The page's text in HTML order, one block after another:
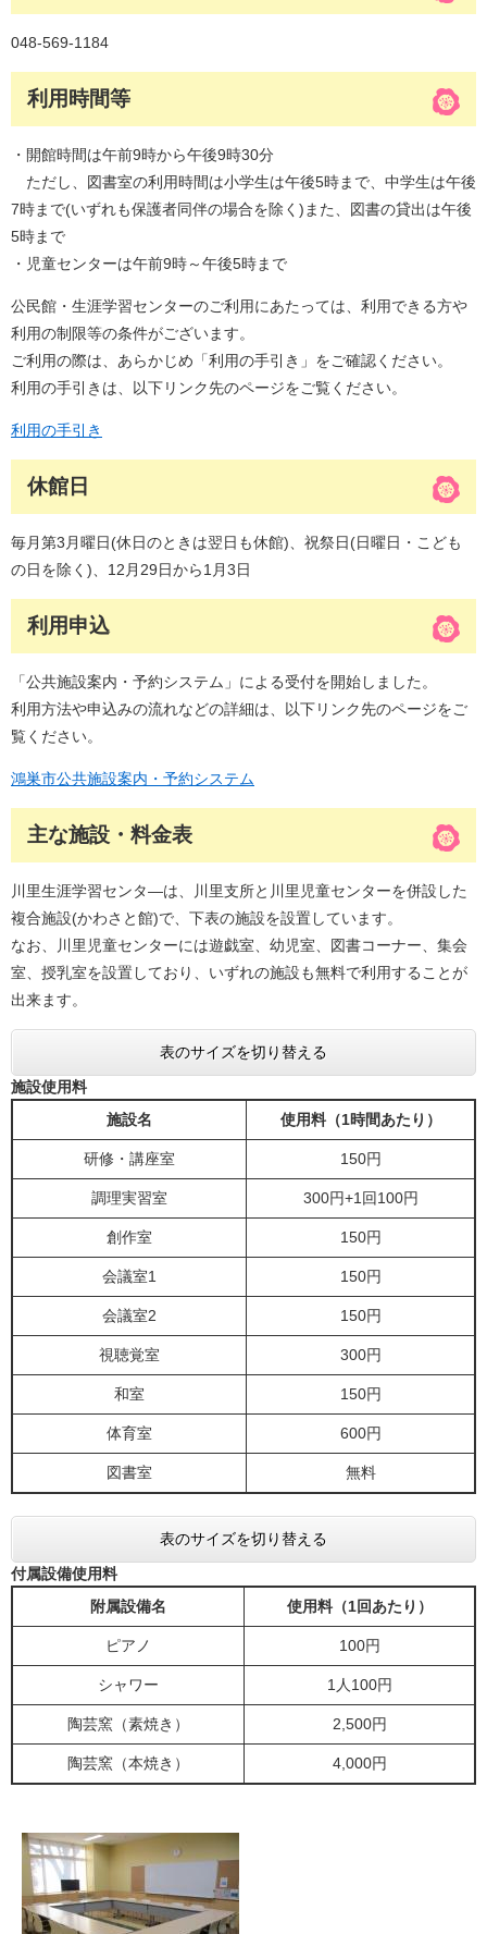
048-569-1184
利用時間等
・開館時間は午前9時から午後9時30分
ただし、図書室の利用時間は小学生は午後5時まで、中学生は午後
7時まで(いずれも保護者同伴の場合を除く)また、図書の貸出は午後
5時まで
・児童センターは午前9時～午後5時まで
公民館・生涯学習センターのご利用にあたっては、利用できる方や
利用の制限等の条件がございます。
ご利用の際は、あらかじめ「利用の手引き」をご確認ください。
利用の手引きは、以下リンク先のページをご覧ください。
利用の手引き
休館日
毎月第3月曜日(休日のときは翌日も休館)、祝祭日(日曜日・こども
の日を除く)、12月29日から1月3日
利用申込
「公共施設案内・予約システム」による受付を開始しました。
利用方法や申込みの流れなどの詳細は、以下リンク先のページをご
覧ください。
鴻巣市公共施設案内・予約システム
主な施設・料金表
川里生涯学習センタ―は、川里支所と川里児童センターを併設した
複合施設(かわさと館)で、下表の施設を設置しています。
なお、川里児童センターには遊戯室、幼児室、図書コーナー、集会
室、授乳室を設置しており、いずれの施設も無料で利用することが
出来ます。
表のサイズを切り替える
施設使用料
施設名
使用料（1時間あたり）
研修・講座室 150円
調理実習室 300円+1回100円
創作室 150円
会議室1 150円
会議室2 150円
視聴覚室 300円
和室 150円
体育室 600円
図書室 無料
表のサイズを切り替える
付属設備使用料
附属設備名
使用料（1回あたり）
ピアノ 100円
シャワー 1人100円
陶芸窯（素焼き） 2,500円
陶芸窯（本焼き） 4,000円